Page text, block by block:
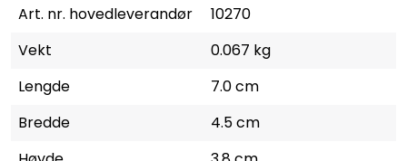
Art. nr. hovedleverandør
10270
Vekt
0.067 kg
Lengde
7.0 cm
Bredde
4.5 cm